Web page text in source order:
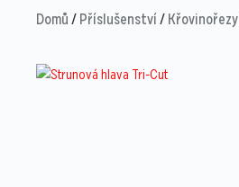
Domů/Příslušenství/Křovinořezy